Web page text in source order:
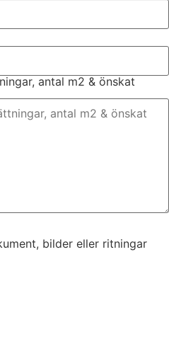
antal m2 & önskat
bilder eller ritningar